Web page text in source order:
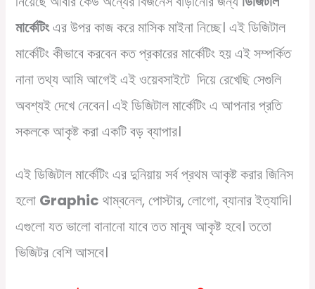
মার্কেটিংএর উপর কাজ করে মাসিক মাইনা নিচ্ছে। এই ডিজিটাল
মার্কেটিং কীভাবে করবেন কত প্রকারের মার্কেটিং হয় এই সম্পর্কিত
নানা তথ্য আমি আগেই এই ওয়েবসাইটে দিয়ে রেখেছি সেগুলি
অবশ্যই দেখে নেবেন। এই ডিজিটাল মার্কেটিং এ আপনার প্রতি
সকলকে আকৃষ্ট করা একটি বড় ব্যাপার।
এই ডিজিটাল মার্কেটিং এর দুনিয়ায় সর্ব প্রথম আকৃষ্ট করার জিনিস
হলো Graphic থাম্বনেল, পোস্টার, লোগো, ব্যানার ইত্যাদি।
এগুলো যত ভালো বানানো যাবে তত মানুষ আকৃষ্ট হবে। ততো
ভিজিটর বেশি আসবে।